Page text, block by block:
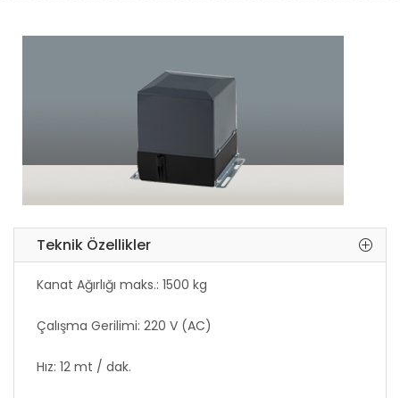
Teknik Özellikler
Kanat Ağırlığı maks.: 1500 kg
Çalışma Gerilimi: 220 V (AC)
Hız: 12 mt / dak.